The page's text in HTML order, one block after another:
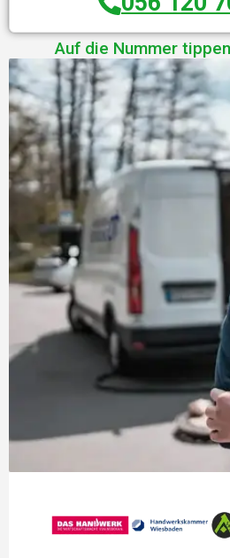
Auf die Nummer